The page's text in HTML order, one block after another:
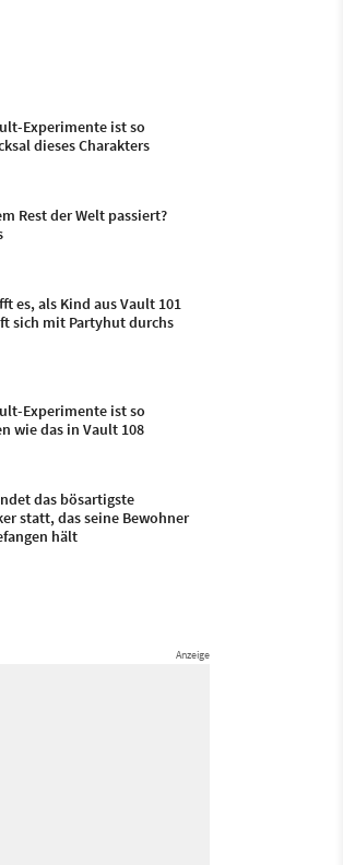
Experimente ist so
dieses Charakters
Rest der Welt passiert?
es, als Kind aus Vault 101
sich mit Partyhut durchs
Experimente ist so
wie das in Vault 108
das bösartigste
statt, das seine Bewohner
hält